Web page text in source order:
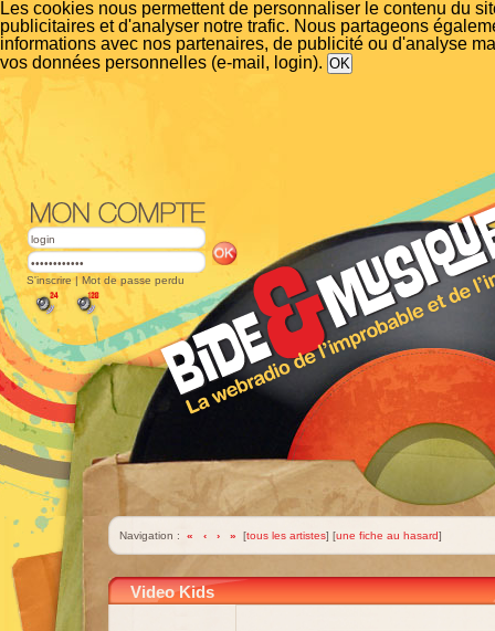
Les cookies nous permettent de personnaliser le contenu du
publicitaires et d'analyser notre trafic. Nous partageons
informations avec nos partenaires, de publicité ou d'analyse
vos données personnelles (e-mail, login).
S'inscrire | Mot de passe perdu
Navigation : « ‹ › » [tous les artistes] [une fiche au hasard]
Video Kids